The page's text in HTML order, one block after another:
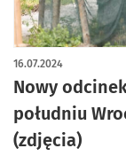
Nowy
południu
(zdjęcia)
16.07.2024
artykuł z galerią